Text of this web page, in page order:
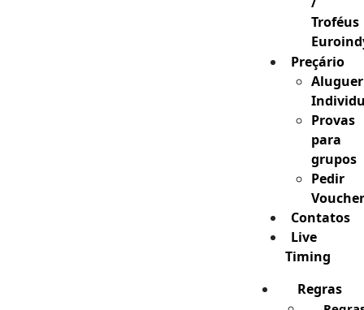
Troféus
Preçário
Aluguer
Provas
para
grupos
Pedir
Voucher
Contatos
Live
Timing
Regras